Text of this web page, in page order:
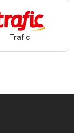
Trafic